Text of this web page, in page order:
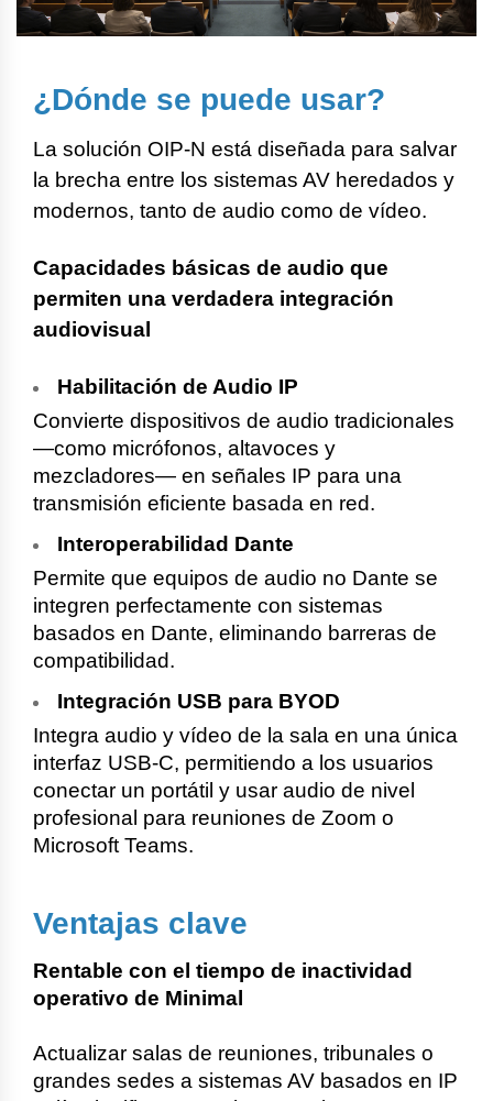
¿Dónde se puede usar?
La solución OIP-N está diseñada para salvar
la brecha entre los sistemas AV heredados y
modernos, tanto de audio como de vídeo.
Capacidades básicas de audio que
permiten una verdadera integración
audiovisual
Habilitación de Audio IP
Convierte dispositivos de audio tradicionales
—como micrófonos, altavoces y
mezcladores— en señales IP para una
transmisión eficiente basada en red.
Interoperabilidad Dante
Permite que equipos de audio no Dante se
integren perfectamente con sistemas
basados en Dante, eliminando barreras de
compatibilidad.
Integración USB para BYOD
Integra audio y vídeo de la sala en una única
interfaz USB-C, permitiendo a los usuarios
conectar un portátil y usar audio de nivel
profesional para reuniones de Zoom o
Microsoft Teams.
Ventajas clave
Rentable con el tiempo de inactividad
operativo de Minimal
Actualizar salas de reuniones, tribunales o
grandes sedes a sistemas AV basados en IP